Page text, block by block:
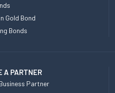
Gold Bond
Bonds
A PARTNER
Partner